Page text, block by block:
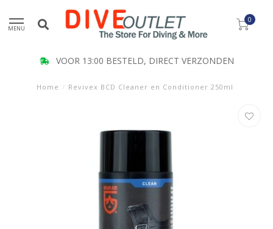
MENU
0
VOOR 13:00 BESTELD, DIRECT VERZONDEN
Home / Revivex BCD Cleaner en Conditioner 250ml